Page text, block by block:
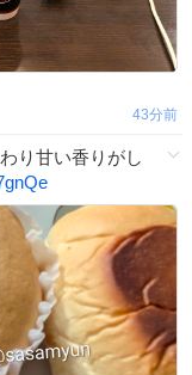
43分前
り甘い香りがし